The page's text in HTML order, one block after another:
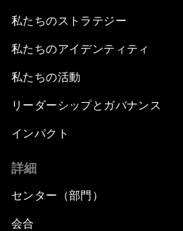
私たちのストラテジー
私たちのアイデンティティ
私たちの活動
リーダーシップとガバナンス
インパクト
詳細
センター（部門）
会合